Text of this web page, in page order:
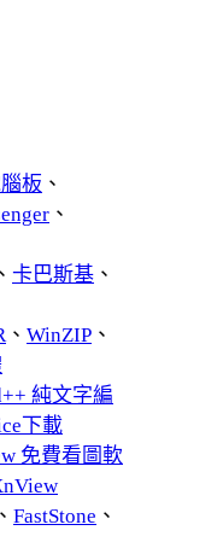
板 、
、
、 卡巴斯基 、
、 WinZIP 、
純文字編
下載
免費看圖軟
、 FastStone 、